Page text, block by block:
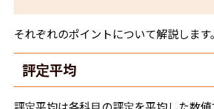
それぞれのポイントについて解説します。
評定平均